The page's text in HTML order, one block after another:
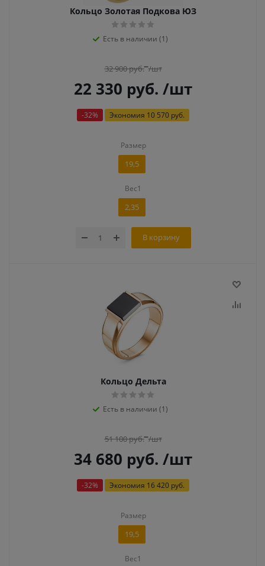
Кольцо Золотая Подкова ЮЗ
Есть в наличии (1)
32 900руб. /шт
22 330 руб. /шт
-32% Экономия 10 570 руб.
Размер
19,5
Вес1
2,35
В корзину
Кольцо Дельта
Есть в наличии (1)
51 100руб. /шт
34 680 руб. /шт
-32% Экономия 16 420 руб.
Размер
19,5
Вес1